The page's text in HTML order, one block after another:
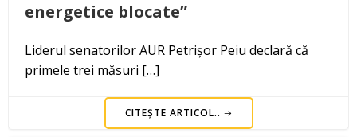
energetice blocate”
Liderul senatorilor AUR Petrișor Peiu declară că
primele trei măsuri […]
CITEȘTE ARTICOL..